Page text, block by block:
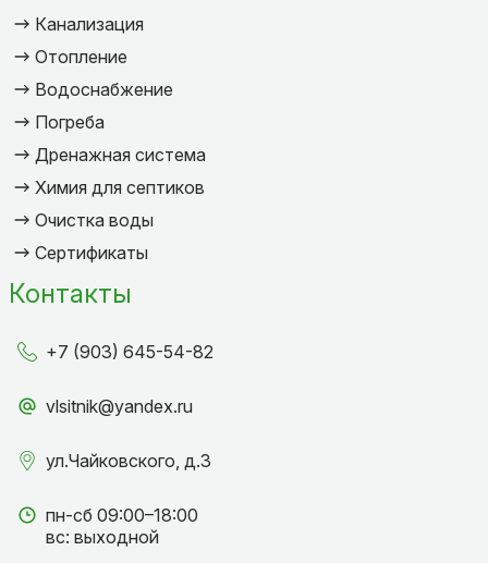
Канализация
Отопление
Водоснабжение
Погреба
Дренажная система
Химия для септиков
Очистка воды
Сертификаты
Контакты
+7 (903) 645-54-82
vlsitnik@yandex.ru
ул.Чайковского, д.3
пн-сб 09:00–18:00
вс: выходной